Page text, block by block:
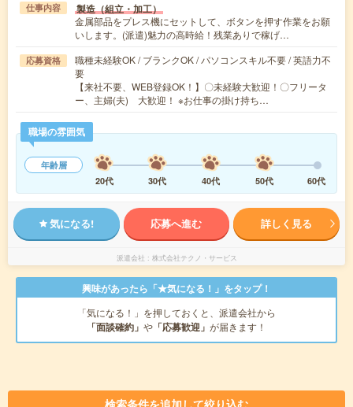
仕事内容 製造（組立・加工）
金属部品をプレス機にセットして、ボタンを押す作業をお願
いします。(派遣)魅力の高時給！残業ありで稼げ…
応募資格
職種未経験OK / ブランクOK / パソコンスキル不要 / 英語力不
要
【来社不要、WEB登録OK！】〇未経験大歓迎！〇フリータ
ー、主婦(夫) 大歓迎！ ※お仕事の掛け持ち…
職場の雰囲気
年齢層
20代
30代 40代 50代 60代
気になる! 応募へ進む 詳しく見る
派遣会社 株式会社テクノ・サービス
興味があったら「★気になる！」をタップ！
「気になる！」を押しておくと、派遣会社から
「面談確約」 や 「応募歓迎」 が届きます！
検索条件を追加して絞り込む